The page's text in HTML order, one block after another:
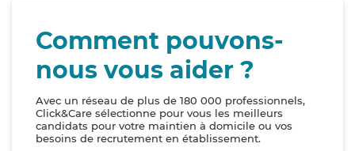
Comment pouvons-
nous vous aider ?
Avec un réseau de plus de 180 000 professionnels,
Click&Care sélectionne pour vous les meilleurs
candidats pour votre maintien à domicile ou vos
besoins de recrutement en établissement.